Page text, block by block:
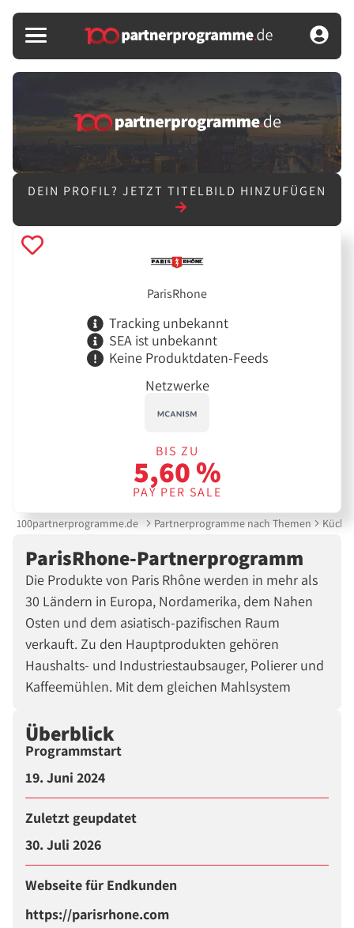
DEIN PROFIL? JETZT TITELBILD HINZUFÜGEN
ParisRhone
Tracking unbekannt
SEA ist unbekannt
Keine Produktdaten-Feeds
Netzwerke
BIS ZU
5,60 %
PAY PER SALE
100partnerprogramme.de Partnerprogramme nach Themen
ParisRhone-Partnerprogramm
Die Produkte von Paris Rhône werden in mehr als
30 Ländern in Europa, Nordamerika, dem Nahen
Osten und dem asiatisch-pazifischen Raum
verkauft. Zu den Hauptprodukten gehören
Haushalts- und Industriestaubsauger, Polierer und
Kaffeemühlen. Mit dem gleichen Mahlsystem
Überblick
Programmstart
19. Juni 2024
Zuletzt geupdatet
30. Juli 2026
Webseite für Endkunden
https://parisrhone.com